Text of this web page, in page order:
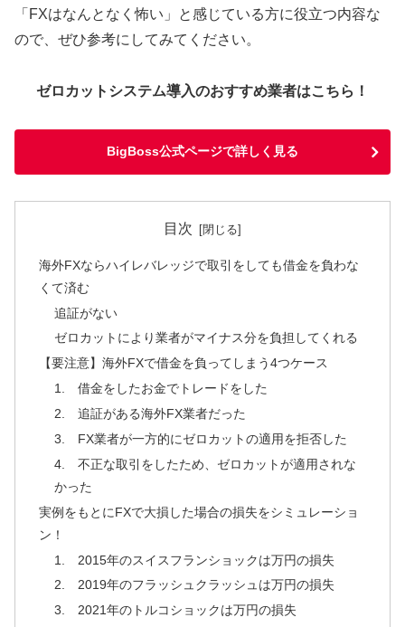
「FXはなんとなく怖い」と感じている方に役立つ内容な
ので、ぜひ参考にしてみてください。
ゼロカットシステム導入のおすすめ業者はこちら！
BigBoss公式ページで詳しく見る
目次
海外FXならハイレバレッジで取引をしても借金を負わな
くて済む
追証がない
ゼロカットにより業者がマイナス分を負担してくれる
【要注意】海外FXで借金を負ってしまう4つケース
1. 借金をしたお金でトレードをした
2. 追証がある海外FX業者だった
3. FX業者が一方的にゼロカットの適用を拒否した
4. 不正な取引をしたため、ゼロカットが適用されな
かった
実例をもとにFXで大損した場合の損失をシミュレーショ
ン！
1. 2015年のスイスフランショックは万円の損失
2. 2019年のフラッシュクラッシュは万円の損失
3. 2021年のトルコショックは万円の損失